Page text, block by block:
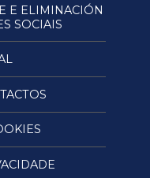
E ELIMINACIÓN
SOCIAIS